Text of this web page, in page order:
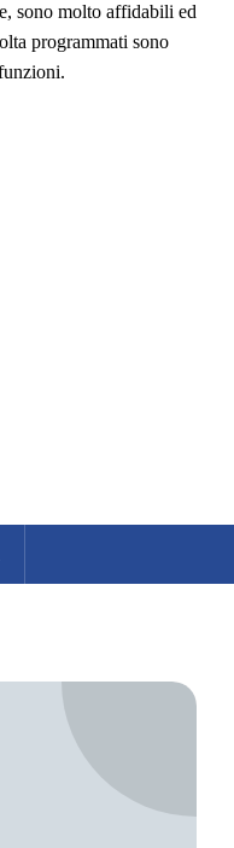
sono molto affidabili ed
programmati sono